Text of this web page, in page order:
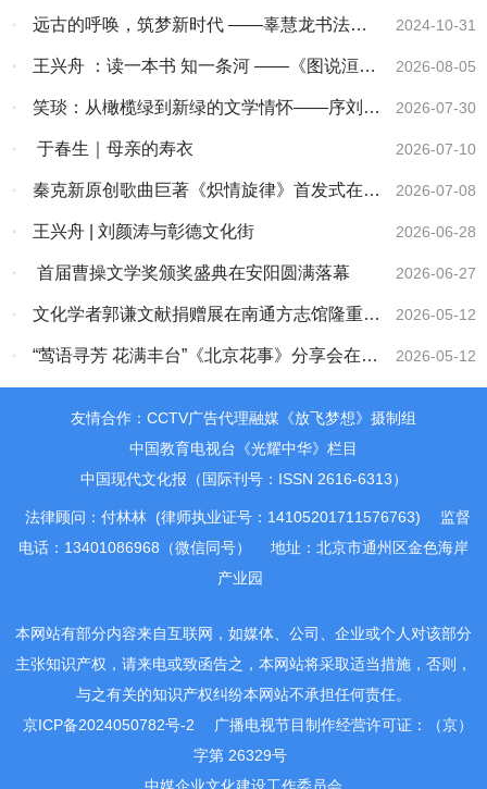
·
远古的呼唤，筑梦新时代 ——辜慧龙书法作
品展在广州市青年文化宫隆重开幕
2024-10-31
·
王兴舟 ：读一本书 知一条河 ——《图说洹
河》序
2026-08-05
·
笑琰：从橄榄绿到新绿的文学情怀——序刘玉
海诗集《生命的原色》
2026-07-30
· 于春生｜母亲的寿衣 2026-07-10
·
秦克新原创歌曲巨著《炽情旋律》首发式在淄
博举行
2026-07-08
· 王兴舟 | 刘颜涛与彰德文化街 2026-06-28
· 首届曹操文学奖颁奖盛典在安阳圆满落幕 2026-06-27
·
文化学者郭谦文献捐赠展在南通方志馆隆重举
2026-05-12
·
“莺语寻芳 花满丰台”《北京花事》分享会在京
举行
2026-05-12
友情合作：CCTV广告代理融媒《放飞梦想》摄制组
中国教育电视台《光耀中华》栏目
中国现代文化报（国际刊号：ISSN 2616-6313）
法律顾问：付林林 (律师执业证号：14105201711576763)
监督
电话：13401086968（微信同号）
地址：北京市通州区金色海岸
产业园
本网站有部分内容来自互联网，如媒体、公司、企业或个人对该部分
主张知识产权，请来电或致函告之，本网站将采取适当措施，否则，
与之有关的知识产权纠纷本网站不承担任何责任。
京ICP备2024050782号-2
广播电视节目制作经营许可证：（京）
字第 26329号